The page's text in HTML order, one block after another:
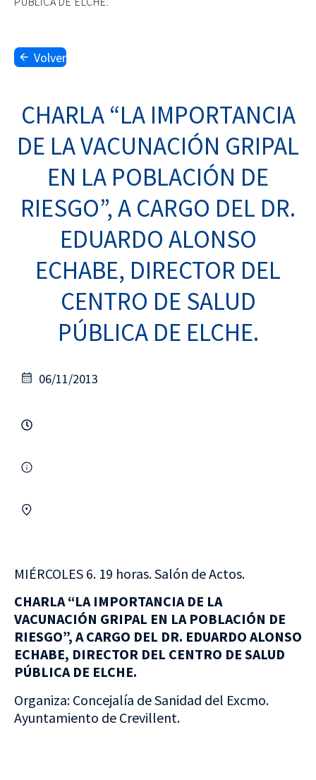
Volver
CHARLA “LA IMPORTANCIA
DE LA VACUNACIÓN GRIPAL
EN LA POBLACIÓN DE
RIESGO”, A CARGO DEL DR.
EDUARDO ALONSO
ECHABE, DIRECTOR DEL
CENTRO DE SALUD
PÚBLICA DE ELCHE.
06/11/2013
MIÉRCOLES 6. 19 horas. Salón de Actos.
CHARLA “LA IMPORTANCIA DE LA
VACUNACIÓN GRIPAL EN LA POBLACIÓN DE
RIESGO”, A CARGO DEL DR. EDUARDO ALONSO
ECHABE, DIRECTOR DEL CENTRO DE SALUD
PÚBLICA DE ELCHE.
Organiza: Concejalía de Sanidad del Excmo.
Ayuntamiento de Crevillent.